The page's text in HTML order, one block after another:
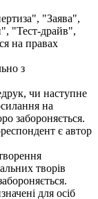
"Заява",
"Тест-драйв",
на правах
з
чи наступне
на
забороняється.
є автор
творів
для осіб